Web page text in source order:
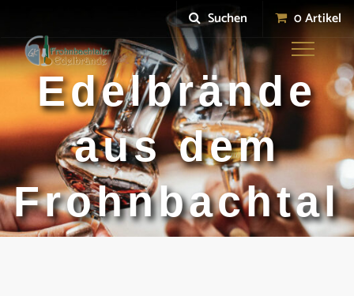
Suchen
0 Artikel
Toggle
navigation
Edelbrände
aus dem
Frohnbachtal